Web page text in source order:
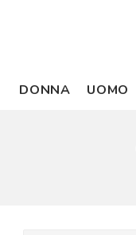
DONNA UOMO